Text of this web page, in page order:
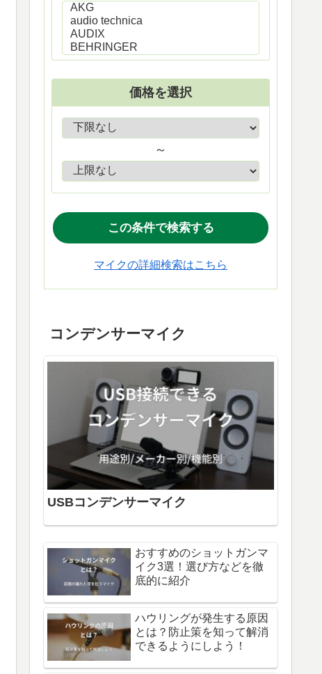
価格を選択
～
マイクの詳細検索はこちら
コンデンサーマイク
USBコンデンサーマイク
おすすめのショットガンマ
イク3選！選び方などを徹
底的に紹介
ハウリングが発生する原因
とは？防止策を知って解消
できるようにしよう！